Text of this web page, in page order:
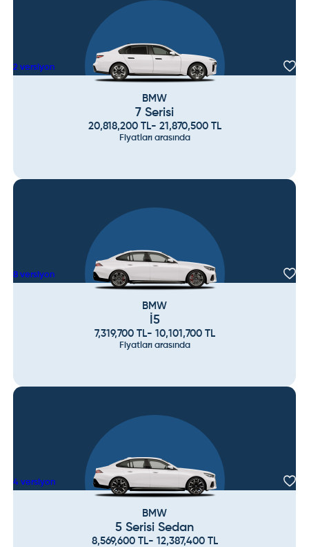
2 versiyon
BMW
7 Serisi
20,818,200TL- 21,870,500TL
Fiyatları arasında
8 versiyon
BMW
İ5
7,319,700TL- 10,101,700TL
Fiyatları arasında
4 versiyon
BMW
5 Serisi Sedan
8,569,600TL- 12,387,400TL